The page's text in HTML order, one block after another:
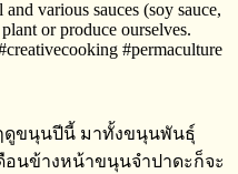
various sauces (soy sauce,
or produce ourselves.
#permaculture